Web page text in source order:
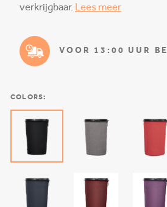
verkrijgbaar. Lees meer
VOOR 13:00 UUR
COLORS: